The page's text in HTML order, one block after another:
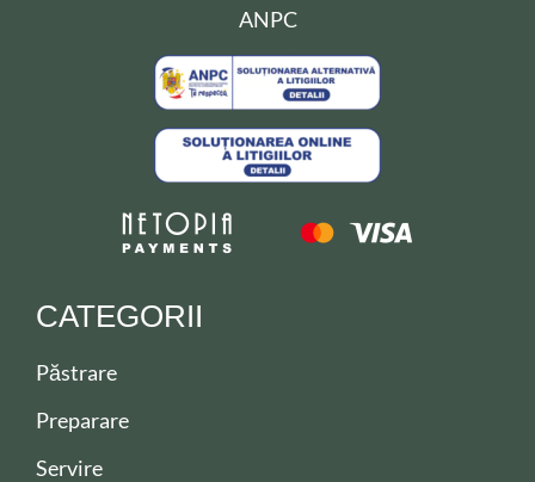
ANPC
CATEGORII
Păstrare
Preparare
Servire